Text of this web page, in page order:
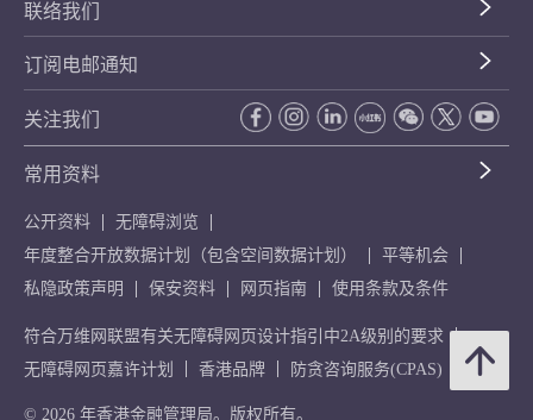
联络我们
订阅电邮通知
关注我们
常用资料
公开资料
无障碍浏览
年度整合开放数据计划（包含空间数据计划）
平等机会
私隐政策声明
保安资料 网页指南 使用条款及条件
符合万维网联盟有关无障碍网页设计指引中2A级别的要求
无障碍网页嘉许计划
香港品牌 防贪咨询服务(CPAS)
© 2026 年香港金融管理局。版权所有。